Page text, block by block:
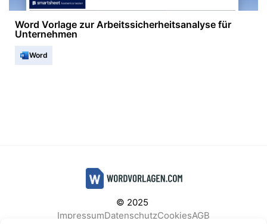
Word Vorlage zur Arbeits­sicherheitsanalyse für
Unternehmen
Word
© 2025
ImpressumDatenschutzCookiesAGB